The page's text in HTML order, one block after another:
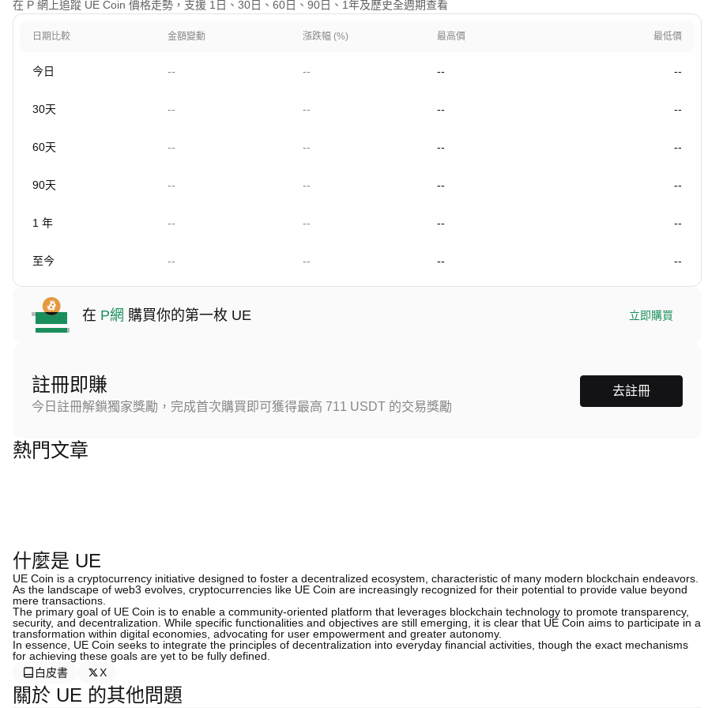
在 P 網上追蹤 UE Coin 價格走勢，支援 1日、30日、60日、90日、1年及歷史全週期查看
日期比較 金額變動 漲跌幅 (%) 最高價 最低價
今日 -- -- -- --
30天 -- -- -- --
60天 -- -- -- --
90天 -- -- -- --
1 年 -- -- -- --
至今 -- -- -- --
在 P網 購買你的第一枚 UE 立即購買
註冊即賺
今日註冊解鎖獨家獎勵，完成首次購買即可獲得最高 711 USDT 的交易獎勵
去註冊
熱門文章
什麼是 UE
UE Coin is a cryptocurrency initiative designed to foster a decentralized ecosystem, characteristic of many modern blockchain endeavors.
As the landscape of web3 evolves, cryptocurrencies like UE Coin are increasingly recognized for their potential to provide value beyond
mere transactions.
The primary goal of UE Coin is to enable a community-oriented platform that leverages blockchain technology to promote transparency,
security, and decentralization. While specific functionalities and objectives are still emerging, it is clear that UE Coin aims to participate in a
transformation within digital economies, advocating for user empowerment and greater autonomy.
In essence, UE Coin seeks to integrate the principles of decentralization into everyday financial activities, though the exact mechanisms
for achieving these goals are yet to be fully defined.
白皮書
X
關於 UE 的其他問題